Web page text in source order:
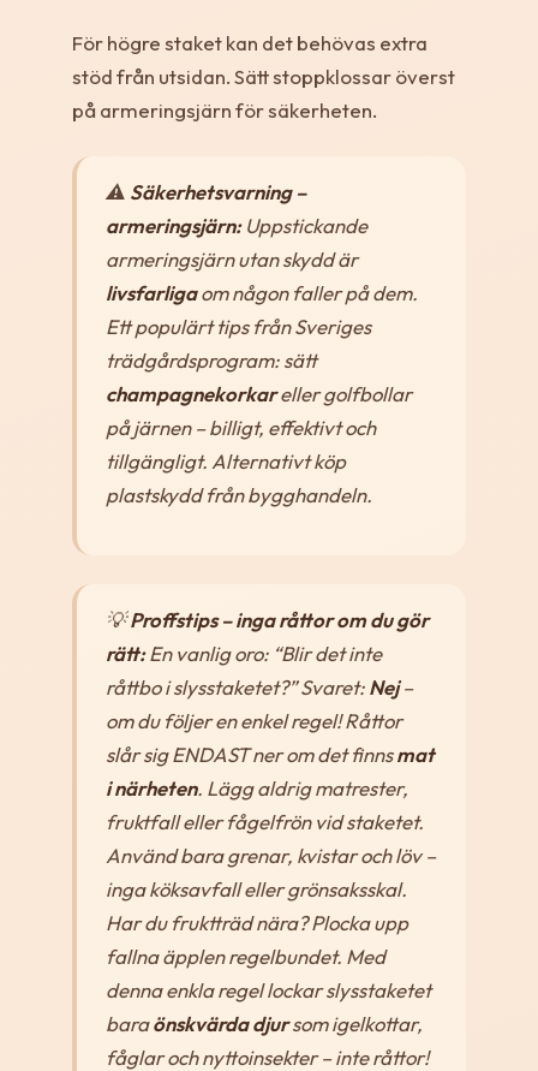
För högre staket kan det behövas extra
stöd från utsidan. Sätt stoppklossar överst
på armeringsjärn för säkerheten.
⚠️ Säkerhetsvarning –
armeringsjärn:Uppstickande
armeringsjärn utan skydd är
livsfarligaom någon faller på dem.
Ett populärt tips från Sveriges
trädgårdsprogram: sätt
champagnekorkareller golfbollar
på järnen – billigt, effektivt och
tillgängligt. Alternativt köp
plastskydd från bygghandeln.
💡Proffstips – inga råttor om du gör
rätt:En vanlig oro: “Blir det inte
råttbo i slysstaketet?” Svaret:Nej–
om du följer en enkel regel! Råttor
slår sig ENDAST ner om det finnsmat
i närheten. Lägg aldrig matrester,
fruktfall eller fågelfrön vid staketet.
Använd bara grenar, kvistar och löv –
inga köksavfall eller grönsaksskal.
Har du fruktträd nära? Plocka upp
fallna äpplen regelbundet. Med
denna enkla regel lockar slysstaketet
baraönskvärda djursom igelkottar,
fåglar och nyttoinsekter – inte råttor!